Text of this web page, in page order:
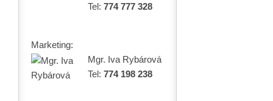
Tel: 774 777 328
Marketing:
Mgr. Iva Rybárová
Tel: 774 198 238